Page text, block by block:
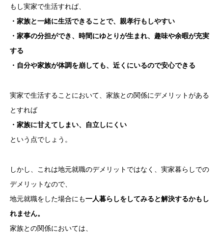
もし実家で生活すれば、
・家族と一緒に生活できることで、親孝行もしやすい
・家事の分担ができ、時間にゆとりが生まれ、趣味や余暇が充実
する
・自分や家族が体調を崩しても、近くにいるので安心できる
実家で生活することにおいて、家族との関係にデメリットがある
とすれば
・家族に甘えてしまい、自立しにくい
という点でしょう。
しかし、これは地元就職のデメリットではなく、実家暮らしでの
デメリットなので、
地元就職をした場合にも一人暮らしをしてみると解決するかもし
れません。
家族との関係においては、